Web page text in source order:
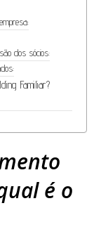
dos sócios:
Familiar?
é o